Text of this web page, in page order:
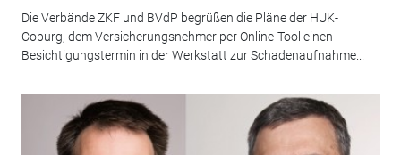
Die Verbände ZKF und BVdP begrüßen die Pläne der HUK-
Coburg, dem Versicherungsnehmer per Online-Tool einen
Besichtigungstermin in der Werkstatt zur Schadenaufnahme...